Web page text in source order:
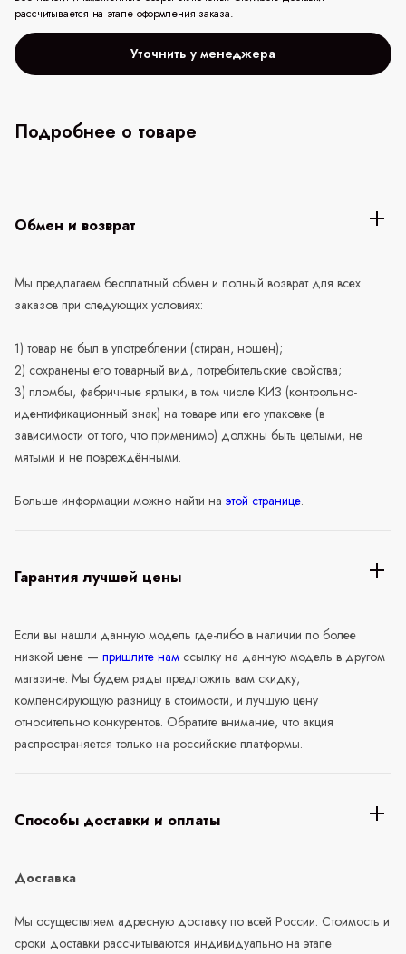
рассчитывается на этапе оформления заказа.
Уточнить у менеджера
Подробнее о товаре
Обмен и возврат
Мы предлагаем бесплатный обмен и полный возврат для всех
заказов при следующих условиях:
1) товар не был в употреблении (стиран, ношен);
2) сохранены его товарный вид, потребительские свойства;
3) пломбы, фабричные ярлыки, в том числе КИЗ (контрольно-
идентификационный знак) на товаре или его упаковке (в
зависимости от того, что применимо) должны быть целыми, не
мятыми и не повреждёнными.
Больше информации можно найти на этой странице.
Гарантия лучшей цены
Если вы нашли данную модель где-либо в наличии по более
низкой цене — пришлите нам ссылку на данную модель в другом
магазине. Мы будем рады предложить вам скидку,
компенсирующую разницу в стоимости, и лучшую цену
относительно конкурентов. Обратите внимание, что акция
распространяется только на российские платформы.
Способы доставки и оплаты
Доставка
Мы осуществляем адресную доставку по всей России. Стоимость и
сроки доставки рассчитываются индивидуально на этапе